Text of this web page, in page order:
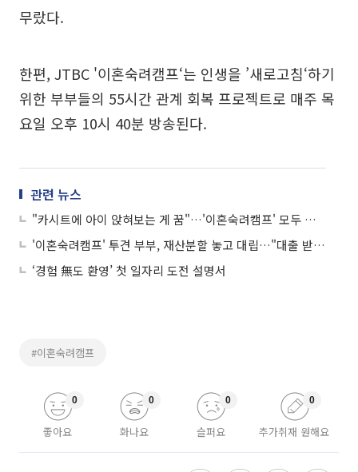
무랐다.
한편, JTBC '이혼숙려캠프‘는 인생을 ’새로고침‘하기
위한 부부들의 55시간 관계 회복 프로젝트로 매주 목
요일 오후 10시 40분 방송된다.
관련 뉴스
"카시트에 아이 앉혀보는 게 꿈"…'이혼숙려캠프' 모두 울린 진태현의 일침
'이혼숙려캠프' 투견 부부, 재산분할 놓고 대립…"대출 받아서라도 돈 줘"
‘경험 無도 환영’ 첫 일자리 도전 설명서
#이혼숙려캠프
좋아요
0
화나요
0
슬퍼요
0
추가취재 원해요
0